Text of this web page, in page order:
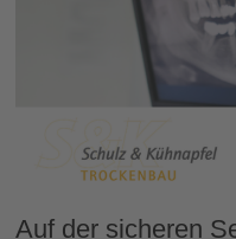
Auf der sicheren